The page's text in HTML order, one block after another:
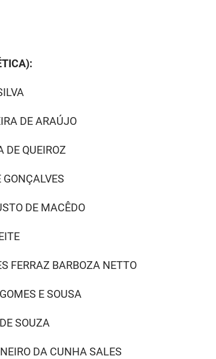
DE ARAÚJO
DE QUEIROZ
DE MACÊDO
FERRAZ BARBOZA NETTO
E SOUSA
SOUZA
DA CUNHA SALES